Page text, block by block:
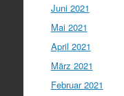
Juni 2021
Mai 2021
April 2021
März 2021
Februar 2021